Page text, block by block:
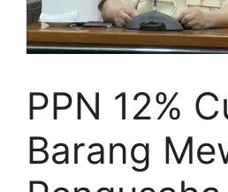
PPN 12%
Barang